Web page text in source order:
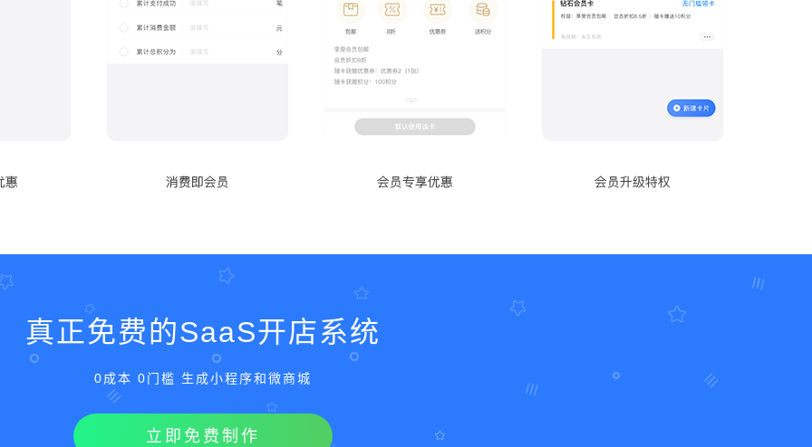
真正免费的SaaS开店系统
0成本 0门槛 生成小程序和微商城
立即免费制作